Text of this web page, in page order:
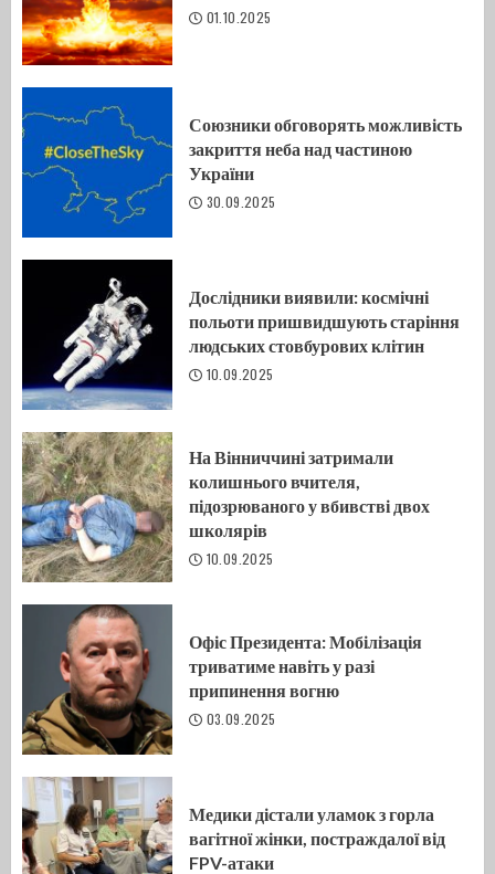
01.10.2025
Союзники обговорять можливість
закриття неба над частиною
України
30.09.2025
Дослідники виявили: космічні
польоти пришвидшують старіння
людських стовбурових клітин
10.09.2025
На Вінниччині затримали
колишнього вчителя,
підозрюваного у вбивстві двох
школярів
10.09.2025
Офіс Президента: Мобілізація
триватиме навіть у разі
припинення вогню
03.09.2025
Медики дістали уламок з горла
вагітної жінки, постраждалої від
FPV-атаки